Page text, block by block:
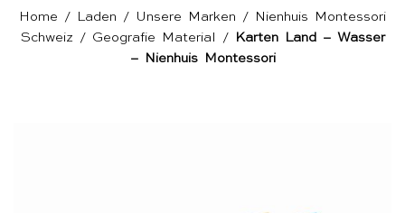
Home / Laden / Unsere Marken /
Nienhuis Montessori
Schweiz / Geografie Material /
Karten Land – Wasser
– Nienhuis Montessori